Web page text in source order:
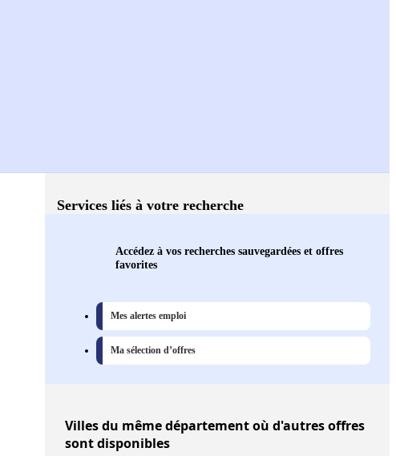
Services liés à votre recherche
Accédez à vos recherches sauvegardées et offres
favorites
Mes alertes emploi
Ma sélection d’offres
Villesdu même département où d'autres offres
sont disponibles